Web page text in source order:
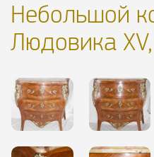
Небольшой
Людовика XV,